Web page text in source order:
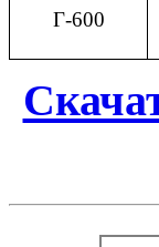
Г-600